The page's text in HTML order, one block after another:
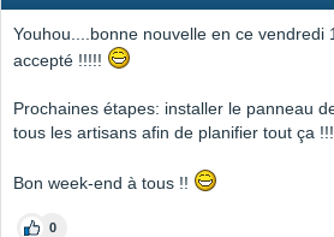
Youhou....bonne nouvelle en ce vendredi
accepté !!!!!
Prochaines étapes: installer le panneau
tous les artisans afin de planifier tout ça
Bon week-end à tous !!
0